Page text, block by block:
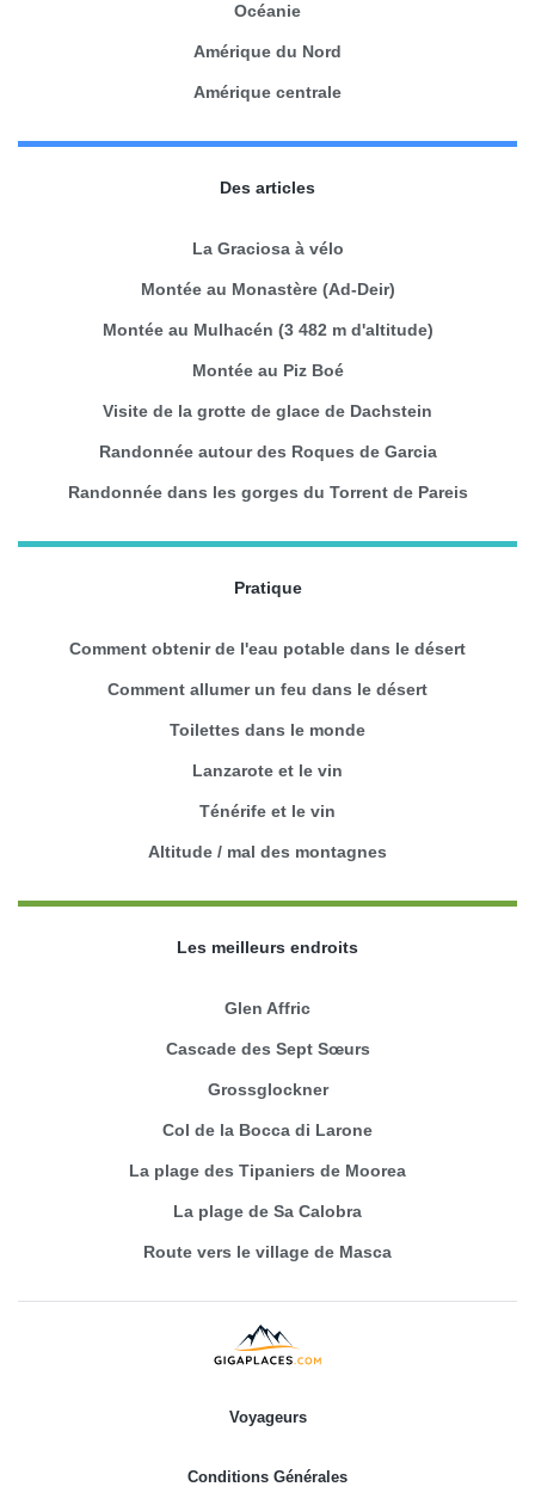
Océanie
Amérique du Nord
Amérique centrale
Des articles
La Graciosa à vélo
Montée au Monastère (Ad-Deir)
Montée au Mulhacén (3 482 m d'altitude)
Montée au Piz Boé
Visite de la grotte de glace de Dachstein
Randonnée autour des Roques de Garcia
Randonnée dans les gorges du Torrent de Pareis
Pratique
Comment obtenir de l'eau potable dans le désert
Comment allumer un feu dans le désert
Toilettes dans le monde
Lanzarote et le vin
Ténérife et le vin
Altitude / mal des montagnes
Les meilleurs endroits
Glen Affric
Cascade des Sept Sœurs
Grossglockner
Col de la Bocca di Larone
La plage des Tipaniers de Moorea
La plage de Sa Calobra
Route vers le village de Masca
Voyageurs
Conditions Générales